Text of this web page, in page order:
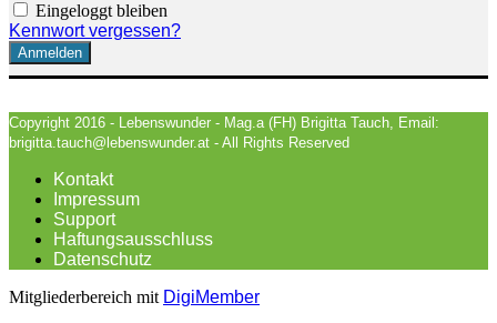
Eingeloggt bleiben
Kennwort vergessen?
Copyright 2016 - Lebenswunder - Mag.a (FH) Brigitta Tauch, Email:
brigitta.tauch@lebenswunder.at - All Rights Reserved
Kontakt
Impressum
Support
Haftungsausschluss
Datenschutz
Mitgliederbereich mit DigiMember